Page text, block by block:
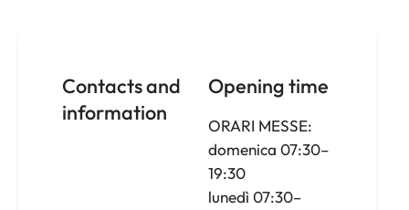
Contacts and
information
Opening time
ORARI MESSE:
domenica 07:30–
19:30
lunedì 07:30–